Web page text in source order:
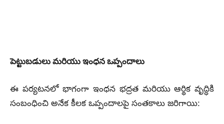
పెట్టుబడులు మరియు ఇంధన ఒప్పందాలు
ఈ పర్యటనలో భాగంగా ఇంధన భద్రత మరియు ఆర్థిక వృద్ధికి
సంబంధించి అనేక కీలక ఒప్పందాలపై సంతకాలు జరిగాయి: